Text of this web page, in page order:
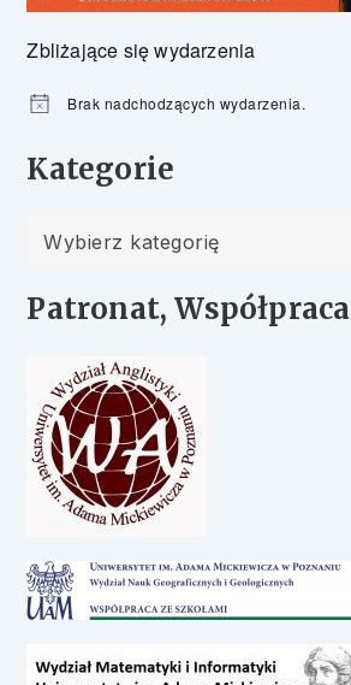
Zbliżające się wydarzenia
Powiadomienie
Brak nadchodzących wydarzenia.
Kategorie
Kategorie
Patronat, Współpraca